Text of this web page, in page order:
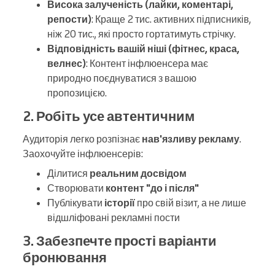
Висока залученість (лайки, коментарі,
репости): Краще 2 тис. активних підписників,
ніж 20 тис., які просто гортатимуть стрічку.
Відповідність вашій ніші (фітнес, краса,
велнес): Контент інфлюенсера має
природно поєднуватися з вашою
пропозицією.
2. Робіть усе автентичним
Аудиторія легко розпізнає нав'язливу рекламу.
Заохочуйте інфлюенсерів:
Ділитися реальним досвідом
Створювати контент "до і після"
Публікувати історії про свій візит, а не лише
відшліфовані рекламні пости
3. Забезпечте прості варіанти
бронювання